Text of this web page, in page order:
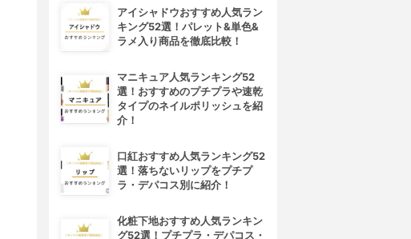
アイシャドウおすすめ人気ラン
キング52選！パレット&単色&
ラメ入り商品を徹底比較！
マニキュア人気ランキング52
選！おすすめのプチプラや速乾
タイプのネイルポリッシュを紹
介！
口紅おすすめ人気ランキング52
選！落ちないリップをプチプ
ラ・デパコス別に紹介！
化粧下地おすすめ人気ランキン
グ52選！プチプラ・デパコス・